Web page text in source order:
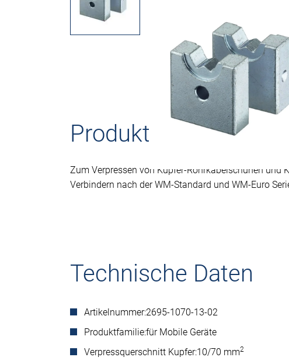
Produktbeschreibung
Zum Verpressen von Kupfer-Rohrkabelschuhen und
Verbindern nach der WM-Standard und WM-Euro
Technische Daten
Artikelnummer:2695-1070-13-02
Produktfamilie:für Mobile Geräte
Verpressquerschnitt Kupfer:10/70 mm2